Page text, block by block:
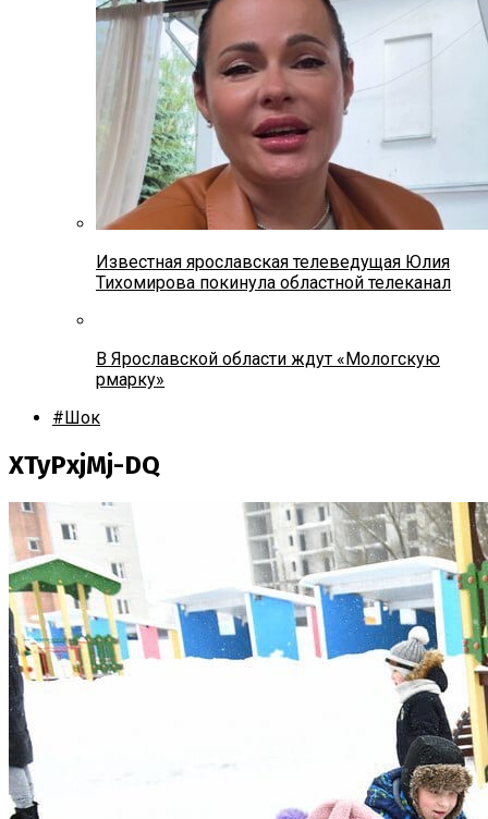
Известная ярославская телеведущая Юлия
Тихомирова покинула областной телеканал
В Ярославской области ждут «Мологскую
рмарку»
#Шок
XTyPxjMj-DQ